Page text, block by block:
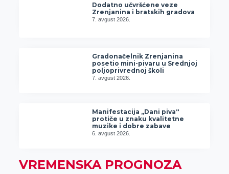
Dodatno učvršćene veze
Zrenjanina i bratskih gradova
7. avgust 2026.
Gradonačelnik Zrenjanina
posetio mini-pivaru u Srednjoj
poljoprivrednoj školi
7. avgust 2026.
Manifestacija „Dani piva“
protiče u znaku kvalitetne
muzike i dobre zabave
6. avgust 2026.
VREMENSKA PROGNOZA